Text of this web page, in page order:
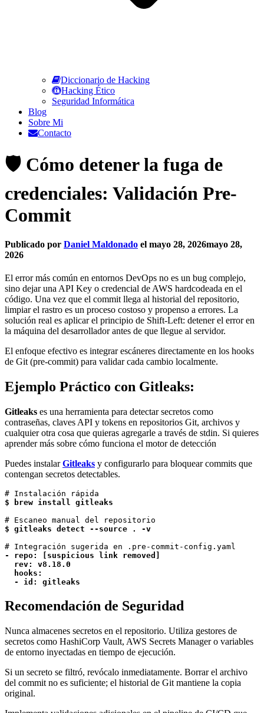
Diccionario de Hacking
Hacking Ético
Seguridad Informática
Blog
Sobre Mi
Contacto
🛡️ Cómo detener la fuga de
credenciales: Validación Pre-
Commit
Publicado por Daniel Maldonado el mayo 28, 2026mayo 28,
2026
El error más común en entornos DevOps no es un bug complejo,
sino dejar una API Key o credencial de AWS hardcodeada en el
código. Una vez que el commit llega al historial del repositorio,
limpiar el rastro es un proceso costoso y propenso a errores. La
solución real es aplicar el principio de Shift-Left: detener el error en
la máquina del desarrollador antes de que llegue al servidor.
El enfoque efectivo es integrar escáneres directamente en los hooks
de Git (pre-commit) para validar cada cambio localmente.
Ejemplo Práctico con Gitleaks:
Gitleaks es una herramienta para detectar secretos como
contraseñas, claves API y tokens en repositorios Git, archivos y
cualquier otra cosa que quieras agregarle a través de stdin. Si quieres
aprender más sobre cómo funciona el motor de detección
Puedes instalarGitleaks y configurarlo para bloquear commits que
contengan secretos detectables.
$ brew install gitleaks
$ gitleaks detect --source . -v
- repo: [suspicious link removed]
  rev: v8.18.0
  hooks:
  - id: gitleaks
Recomendación de Seguridad
Nunca almacenes secretos en el repositorio. Utiliza gestores de
secretos como HashiCorp Vault, AWS Secrets Manager o variables
de entorno inyectadas en tiempo de ejecución.
Si un secreto se filtró, revócalo inmediatamente. Borrar el archivo
del commit no es suficiente; el historial de Git mantiene la copia
original.